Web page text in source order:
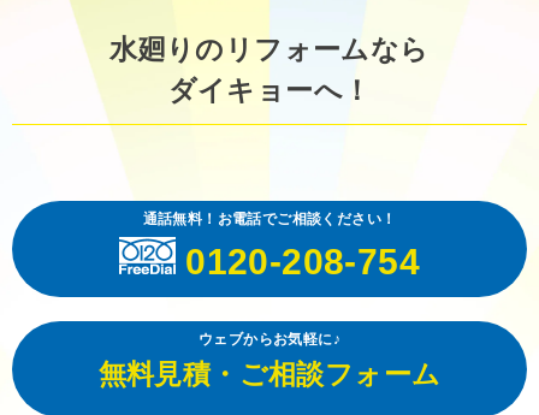
水廻りのリフォームなら
ダイキョーへ！
通話無料！お電話でご相談ください！
0120-208-754
ウェブからお気軽に♪
無料見積・ご相談フォーム